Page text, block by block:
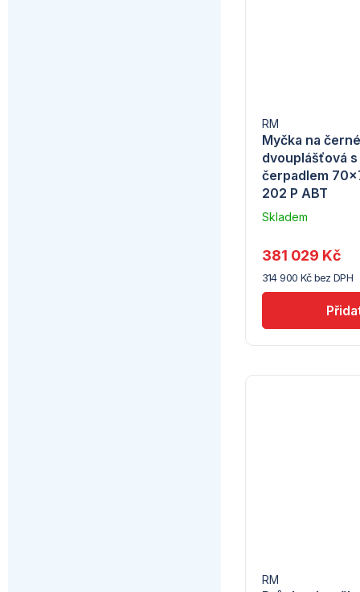
Myčka na
dvouplášťová
čerpadlem
202 P ABT
RM
Skladem
dodavatele
(5)
314 900 Kč bez DPH
381 029 Kč
RM